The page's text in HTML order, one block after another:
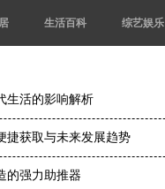
生活百科 综艺娱乐
生活的影响解析
捷获取与未来发展趋势
的强力助推器